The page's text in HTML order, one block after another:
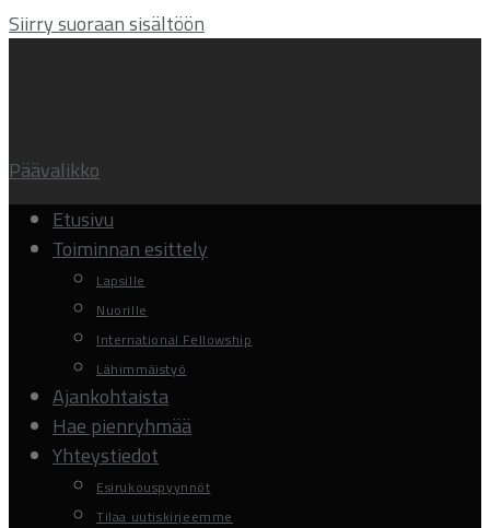
Siirry suoraan sisältöön
Päävalikko
Etusivu
Toiminnan esittely
Lapsille
Nuorille
International Fellowship
Lähimmäistyö
Ajankohtaista
Hae pienryhmää
Yhteystiedot
Esirukouspyynnöt
Tilaa uutiskirjeemme